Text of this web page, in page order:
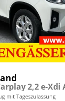
mit Tageszulassung